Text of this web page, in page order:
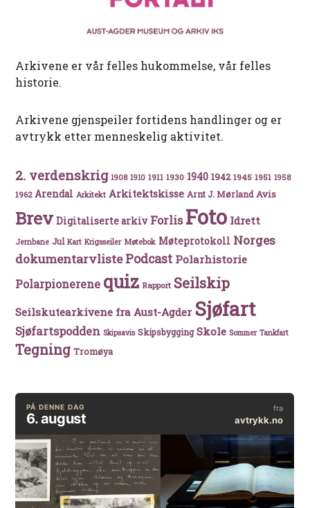
Arkivene er vår felles hukommelse, vår felles
historie.
Arkivene gjenspeiler fortidens handlinger og er
avtrykk etter menneskelig aktivitet.
2. verdenskrig 1908 1910 1911 1930 1940 1942 1945 1951 1958
1962 Arendal Arkitekt Arkitektskisse Arnt J. Mørland Avis
Brev Digitaliserte arkiv Forlis Foto Idrett
Jernbane Jul Kart Krigsseiler Møtebok Møteprotokoll Norges
dokumentarvlistePodcast Polarhistorie
Polarpionerene quiz Rapport Seilskip
Seilskutearkivene fra Aust-Agder Sjøfart
Sjøfartspodden Skipsavis Skipsbygging Skole Sommer Tankfart
Tegning Tromøya